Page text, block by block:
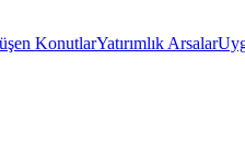
KonutlarYatırımlık Arsalar